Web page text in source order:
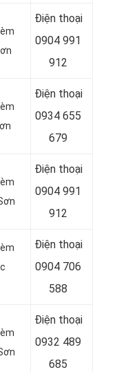
Điện thoại
0904 991
912
Điện thoại
0934 655
679
Điện thoại
0904 991
912
Điện thoại
0904 706
588
Điện thoại
0932 489
685